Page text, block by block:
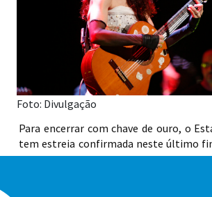
Foto: Divulgação
Para encerrar com chave de ouro, o
tem estreia confirmada neste último
evento. Neste sábado, dia 1º, a cantora